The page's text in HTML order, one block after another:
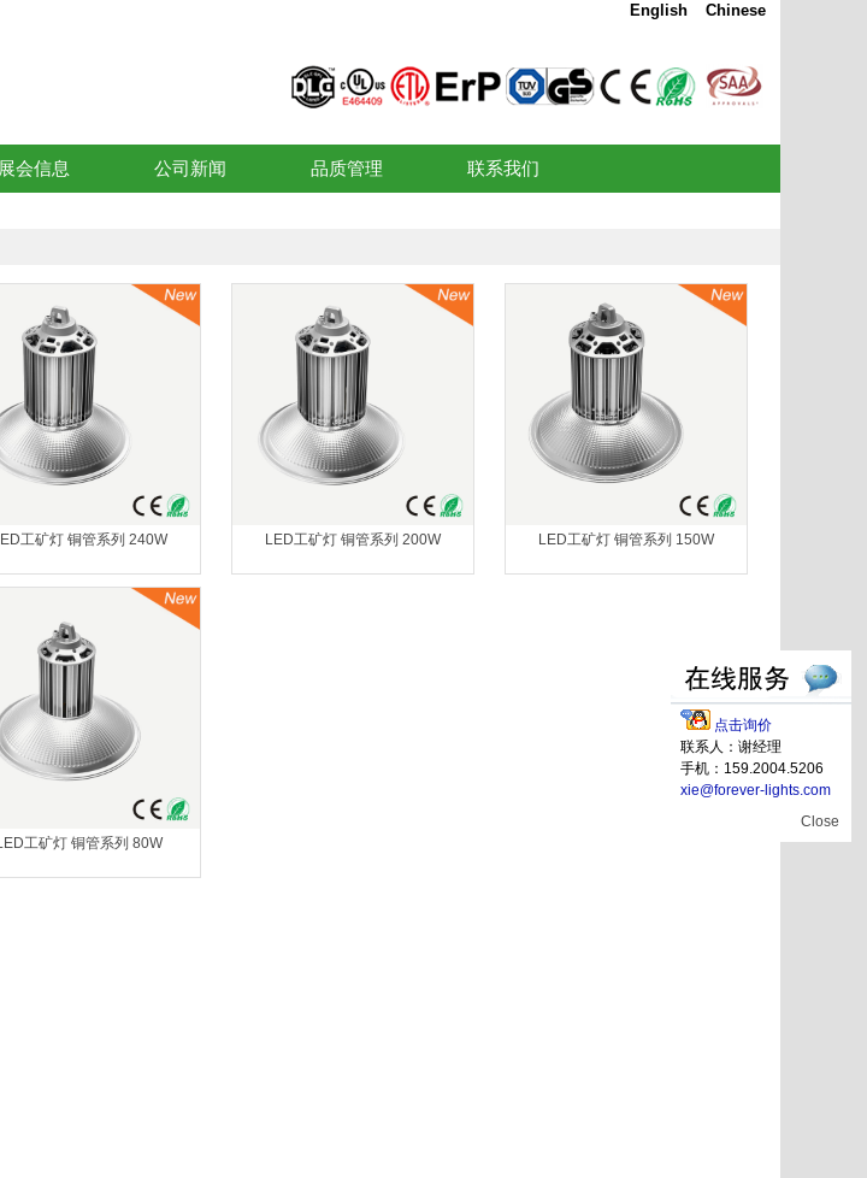
Chinese
English
展会信息 公司新闻 品质管理 联系我们
工矿灯 铜管系列 240W LED工矿灯 铜管系列 200W LED工矿灯 铜管系列 150W
工矿灯 铜管系列 80W
点击询价
联系人：谢经理
手机：159.2004.5206
xie@forever-lights.com
Close